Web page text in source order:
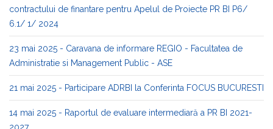
contractului de finantare pentru Apelul de Proiecte PR BI P6/
6.1/ 1/ 2024
23 mai 2025 - Caravana de informare REGIO - Facultatea de
Administratie si Management Public - ASE
21 mai 2025 - Participare ADRBI la Conferinta FOCUS BUCURESTI
14 mai 2025 - Raportul de evaluare intermediară a PR BI 2021-
2027